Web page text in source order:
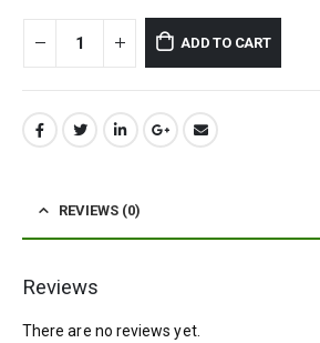
ADD TO CART
REVIEWS (0)
Reviews
There are no reviews yet.